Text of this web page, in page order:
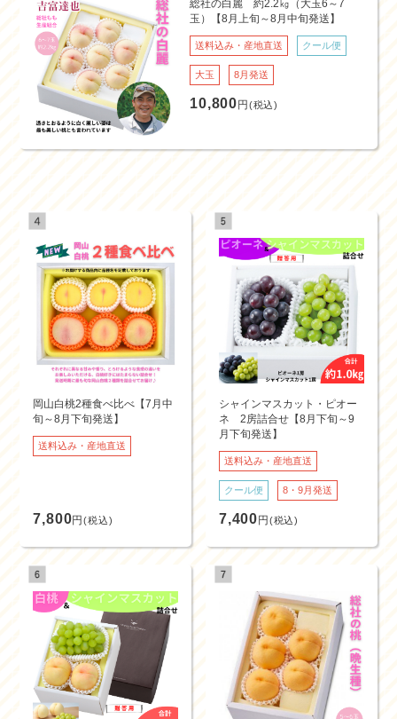
総社の白麗 約2.2㎏（大玉6～7
玉）【8月上旬～8月中旬発送】
送料込み・産地直送 クール便
大玉 8月発送
10,800 円 (税込)
岡山白桃2種食べ比べ【7月中
旬～8月下旬発送】
送料込み・産地直送
7,800円(税込)
シャインマスカット・ピオー
ネ 2房詰合せ【8月下旬～9
月下旬発送】
送料込み・産地直送
クール便 8・9月発送
7,400円(税込)